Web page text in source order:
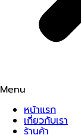
Menu
หน้าแรก
เกี่ยวกับเรา
ร้านค้า